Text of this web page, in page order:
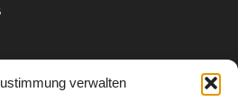
verwalten